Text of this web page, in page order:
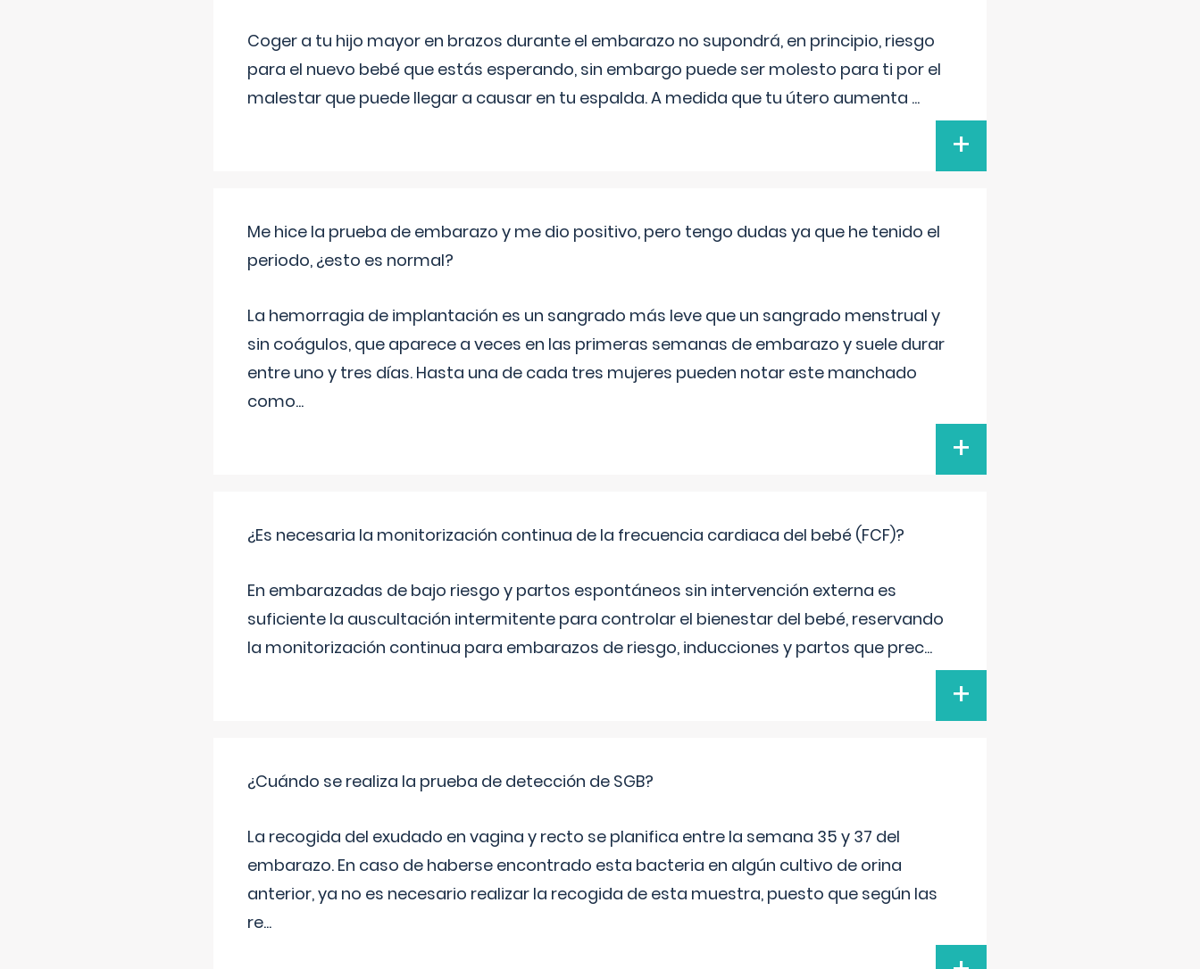
Coger a tu hijo mayor en brazos durante el embarazo no supondrá, en principio, riesgo
para el nuevo bebé que estás esperando, sin embargo puede ser molesto para ti por el
malestar que puede llegar a causar en tu espalda. A medida que tu útero aumenta ...
+
Me hice la prueba de embarazo y me dio positivo, pero tengo dudas ya que he tenido el
periodo, ¿esto es normal?
La hemorragia de implantación es un sangrado más leve que un sangrado menstrual y
sin coágulos, que aparece a veces en las primeras semanas de embarazo y suele durar
entre uno y tres días. Hasta una de cada tres mujeres pueden notar este manchado
como...
+
¿Es necesaria la monitorización continua de la frecuencia cardiaca del bebé (FCF)?
En embarazadas de bajo riesgo y partos espontáneos sin intervención externa es
suficiente la auscultación intermitente para controlar el bienestar del bebé, reservando
la monitorización continua para embarazos de riesgo, inducciones y partos que prec...
+
¿Cuándo se realiza la prueba de detección de SGB?
La recogida del exudado en vagina y recto se planifica entre la semana 35 y 37 del
embarazo. En caso de haberse encontrado esta bacteria en algún cultivo de orina
anterior, ya no es necesario realizar la recogida de esta muestra, puesto que según las
re...